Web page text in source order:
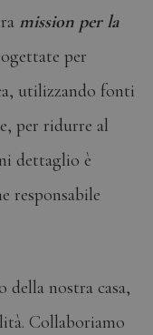
mission per la
per
utilizzando fonti
per ridurre al
dettaglio è
responsabile
della nostra casa,
Collaboriamo